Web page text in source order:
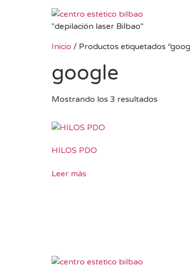
"depilación laser Bilbao"
Inicio / Productos etiquetados
google
Mostrando los 3 resultados
HILOS PDO
Leer más